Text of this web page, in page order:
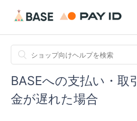
BASEへの支払い・取
金が遅れた場合